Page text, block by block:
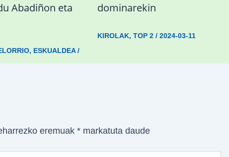
Abadiñon eta
, ESKUALDEA/
dominarekin
KIROLAK,TOP 2 /2024-03-11
eremuak *markatuta daude